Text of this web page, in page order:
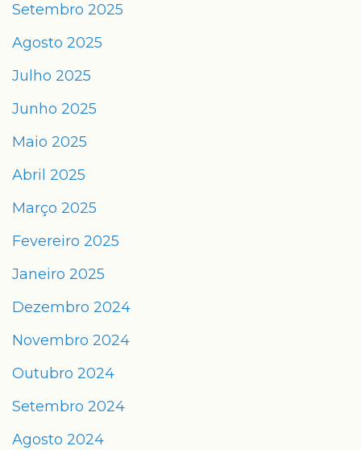
Setembro 2025
Agosto 2025
Julho 2025
Junho 2025
Maio 2025
Abril 2025
Março 2025
Fevereiro 2025
Janeiro 2025
Dezembro 2024
Novembro 2024
Outubro 2024
Setembro 2024
Agosto 2024